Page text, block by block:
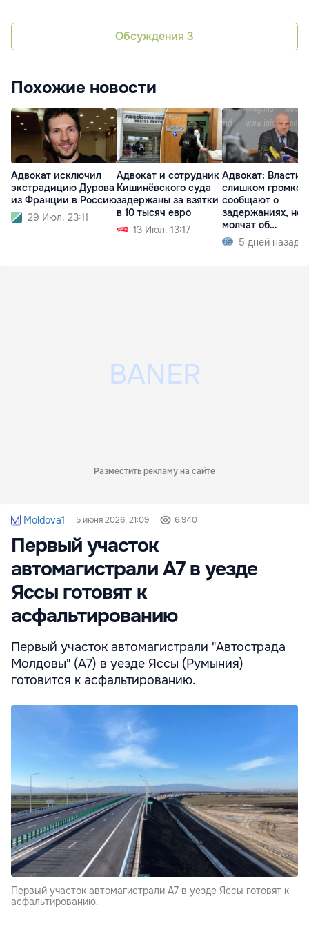
Обсуждения 3
Похожие новости
Адвокат исключил
экстрадицию Дурова
из Франции в Россию
29 Июл. 23:11
Адвокат и сотрудник
Кишинёвского суда
задержаны за взятки
в 10 тысяч евро
13 Июл. 13:17
Адвокат: Власти
слишком громко
сообщают о
задержаниях, но
молчат об
освобождениях
5 дней назад
Разместить рекламу на сайте
Moldova1 5 июня 2026, 21:09 6 940
Первый участок
автомагистрали A7 в уезде
Яссы готовят к
асфальтированию
Первый участок автомагистрали "Автострада
Молдовы" (A7) в уезде Яссы (Румыния)
готовится к асфальтированию.
Первый участок автомагистрали A7 в уезде Яссы готовят к
асфальтированию.